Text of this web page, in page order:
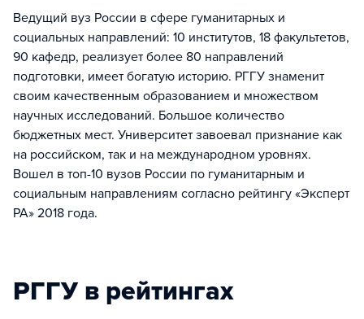
Ведущий вуз России в сфере гуманитарных и
социальных направлений: 10 институтов, 18 факультетов,
90 кафедр, реализует более 80 направлений
подготовки, имеет богатую историю. РГГУ знаменит
своим качественным образованием и множеством
научных исследований. Большое количество
бюджетных мест. Университет завоевал признание как
на российском, так и на международном уровнях.
Вошел в топ-10 вузов России по гуманитарным и
социальным направлениям согласно рейтингу «Эксперт
РА» 2018 года.
РГГУ в рейтингах